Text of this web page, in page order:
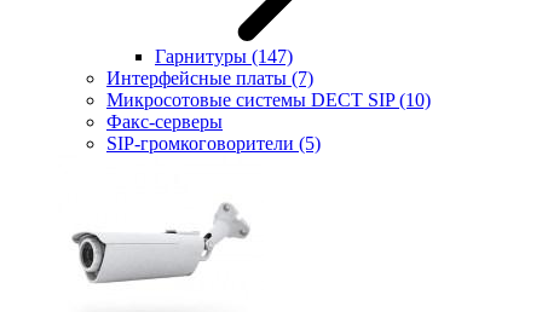
Гарнитуры (147)
Интерфейсные платы (7)
Микросотовые системы DECT SIP(10)
Факс-серверы
SIP-громкоговорители (5)